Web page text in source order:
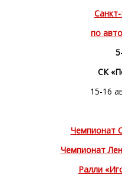
по
СК
15-16
Чемпионат
Чемпионат
Ралли